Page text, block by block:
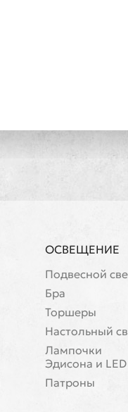
ОСВЕЩЕНИЕ
Подвесной
Бра
Торшеры
Настольный
Лампочки
Эдисона и LED
Патроны